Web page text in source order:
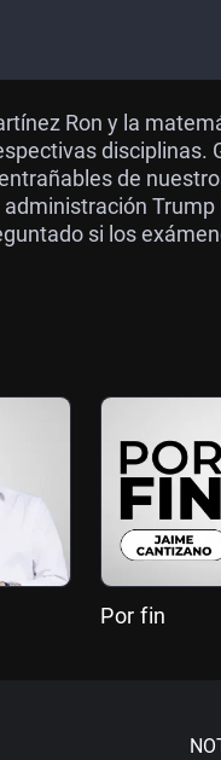
Ron y la
disciplinas.
de
si los
Por fin